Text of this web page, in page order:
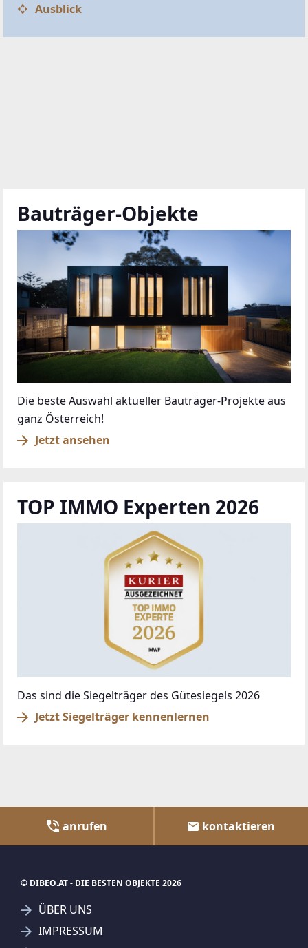
Ausblick
Bauträger-Objekte
Die beste Auswahl aktueller Bauträger-Projekte aus
ganz Österreich!
Jetzt ansehen
TOP IMMO Experten 2026
Das sind die Siegelträger des Gütesiegels 2026
Jetzt Siegelträger kennenlernen
anrufen kontaktieren
© DIBEO.AT - DIE BESTEN OBJEKTE 2026
ÜBER UNS
IMPRESSUM